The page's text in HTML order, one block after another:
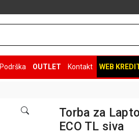
Podrška OUTLET Kontakt WEB
Torba za
ECO TL siva